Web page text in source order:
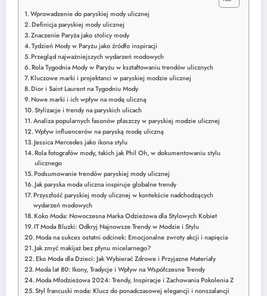
Wprowadzenie do paryskiej mody ulicznej
Definicja paryskiej mody ulicznej
Znaczenie Paryża jako stolicy mody
Tydzień Mody w Paryżu jako źródło inspiracji
Przegląd najważniejszych wydarzeń modowych
Rola Tygodnia Mody w Paryżu w kształtowaniu trendów ulicznych
Kluczowe marki i projektanci w paryskiej modzie ulicznej
Dior i Saint Laurent na Tygodniu Mody
Nowe marki i ich wpływ na modę uliczną
Stylizacje i trendy na paryskich ulicach
Analiza popularnych fasonów płaszczy w paryskiej modzie ulicznej
Wpływ influencerów na paryską modę uliczną
Jessica Mercedes jako ikona stylu
Rola fotografów mody, takich jak Phil Oh, w dokumentowaniu stylu
ulicznego
Podsumowanie trendów paryskiej mody ulicznej
Jak paryska moda uliczna inspiruje globalne trendy
Przyszłość paryskiej mody ulicznej w kontekście nadchodzących
wydarzeń modowych
Koko Moda: Nowoczesna Marka Odzieżowa dla Stylowych Kobiet
IT Moda Bluzki: Odkryj Najnowsze Trendy w Modzie i Stylu
Moda na sukces ostatni odcinek: Emocjonalne zwroty akcji i napięcia
Jak zmyć makijaż bez płynu micelarnego?
Eko Moda dla Dzieci: Jak Wybierać Zdrowe i Przyjazne Materiały
Moda lat 80: Ikony, Tradycje i Wpływ na Współczesne Trendy
Moda Młodzieżowa 2024: Trendy, Inspiracje i Zachowania Pokolenia Z
Styl francuski moda: Klucz do ponadczasowej elegancji i nonszalancji